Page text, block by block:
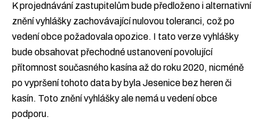
K projednávání zastupitelům bude předloženo i alternativní
znění vyhlášky zachovávající nulovou toleranci, což po
vedení obce požadovala opozice. I tato verze vyhlášky
bude obsahovat přechodné ustanovení povolující
přítomnost současného kasína až do roku 2020, nicméně
po vypršení tohoto data by byla Jesenice bez heren či
kasín. Toto znění vyhlášky ale nemá u vedení obce
podporu.